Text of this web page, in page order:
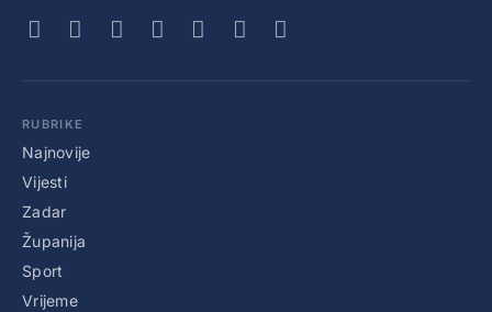
RUBRIKE
Najnovije
Vijesti
Zadar
Županija
Sport
Vrijeme